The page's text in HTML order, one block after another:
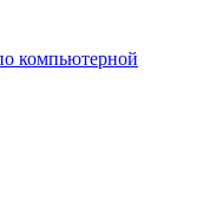
компьютерной